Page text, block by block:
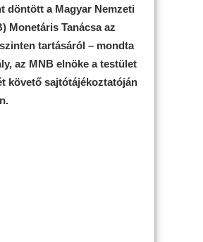
döntött a Magyar Nemzeti
Monetáris Tanácsa az
tartásáról – mondta
az MNB elnöke a testület
követő sajtótájékoztatóján